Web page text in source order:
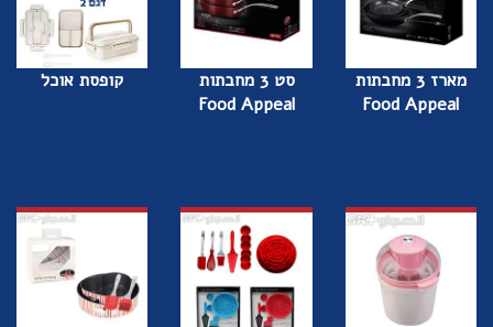
מארז 3 מחבתות
Food Appeal
סט 3 מחבתות
Food Appeal
קופסת אוכל